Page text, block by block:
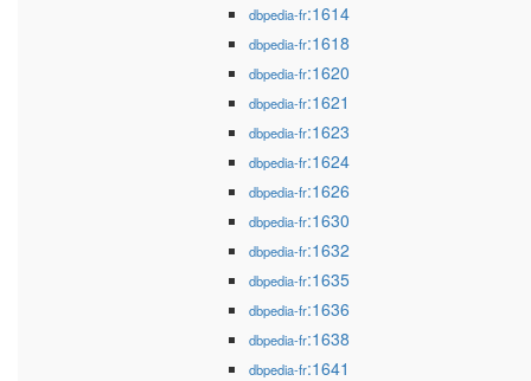
dbpedia-fr:1614
dbpedia-fr:1618
dbpedia-fr:1620
dbpedia-fr:1621
dbpedia-fr:1623
dbpedia-fr:1624
dbpedia-fr:1626
dbpedia-fr:1630
dbpedia-fr:1632
dbpedia-fr:1635
dbpedia-fr:1636
dbpedia-fr:1638
dbpedia-fr:1641